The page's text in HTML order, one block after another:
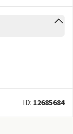
ID: 12685684